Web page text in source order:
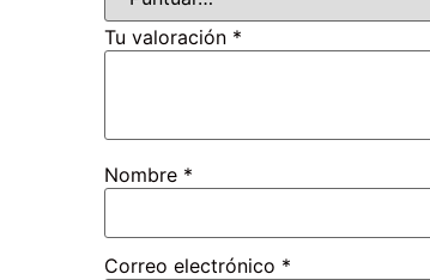
Tu valoración *
Nombre *
Correo electrónico *